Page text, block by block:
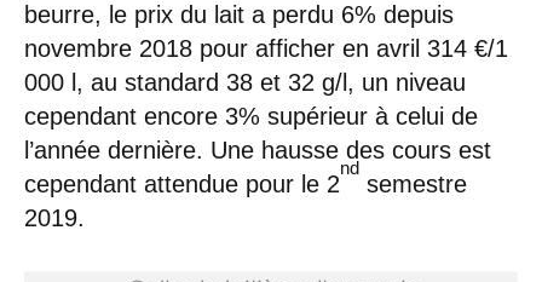
beurre, le prix du lait a perdu 6% depuis
novembre 2018 pour afficher en avril 314 €/1
000 l, au standard 38 et 32 g/l, un niveau
cependant encore 3% supérieur à celui de
l’année dernière. Une hausse des cours est
cependant attendue pour le 2
nd
semestre
2019.